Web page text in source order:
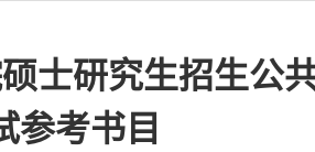
士研究生招生公
参考书目